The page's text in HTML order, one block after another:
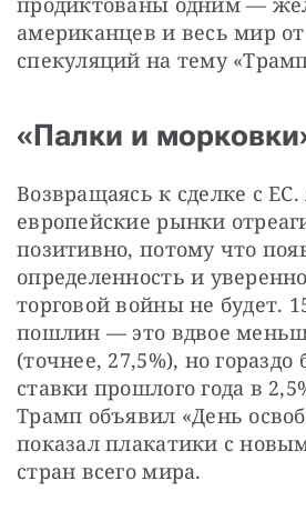
американцев и весь мир
спекуляций на тему
«Палки и
Возвращаясь к сделке с
европейские рынки
позитивно, потому что
определенность и
торговой войны не будет.
пошлин — это вдвое
(точнее, 27,5%), но
ставки прошлого года в
Трамп объявил «День
показал плакатики с
стран всего мира.